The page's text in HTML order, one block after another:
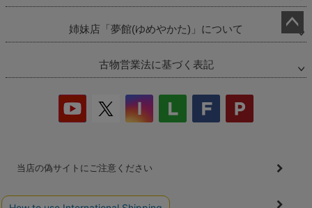
ペー
ップ
姉妹店「夢館(ゆめやかた)」について
古物営業法に基づく表記
当店の偽サイトにご注意ください
商品の無断販売・転売の禁止について